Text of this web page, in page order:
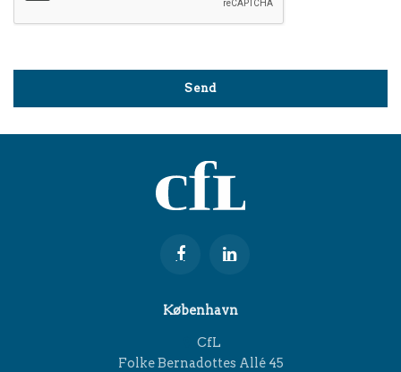
København
CfL
Folke Bernadottes Allé 45